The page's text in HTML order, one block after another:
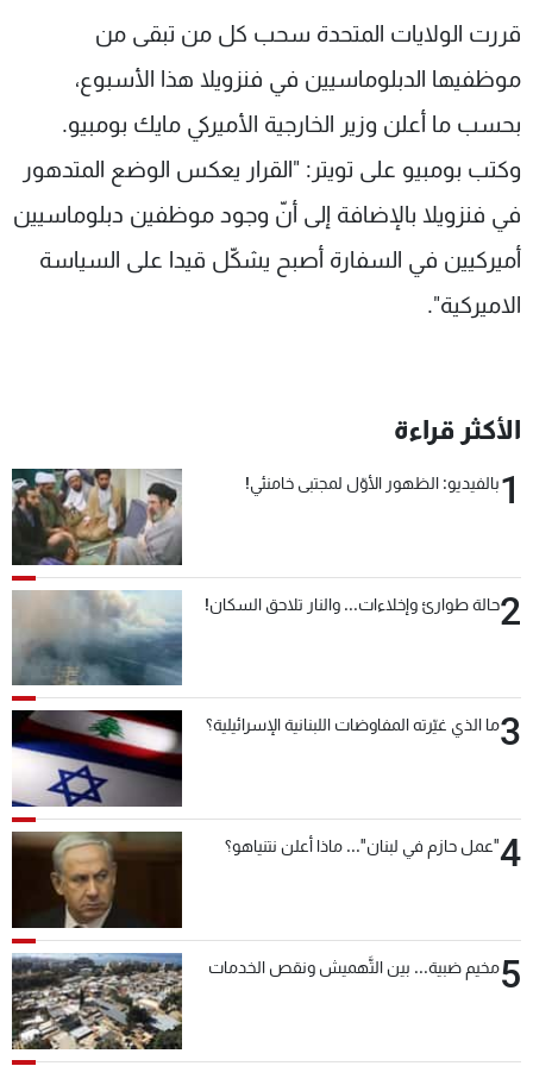
قررت الولايات المتحدة سحب كل من تبقى من
موظفيها الدبلوماسيين في فنزويلا هذا الأسبوع،
بحسب ما أعلن وزير الخارجية الأميركي مايك بومبيو.
وكتب بومبيو على تويتر: "القرار يعكس الوضع المتدهور
في فنزويلا بالإضافة إلى أنّ وجود موظفين دبلوماسيين
أميركيين في السفارة أصبح يشكّل قيدا على السياسة
الاميركية".
الأكثر قراءة
1بالفيديو: الظهور الأوّل لمجتبى خامنئي!
2حالة طوارئ وإخلاءات... والنار تلاحق السكان!
3ما الذي غيّرته المفاوضات اللبنانية الإسرائيلية؟
4"عمل حازم في لبنان"... ماذا أعلن نتنياهو؟
5مخيم ضبية... بين التَّهميش ونقص الخدمات
شاهد البرامج
عن MTV
الإنـتـاج
لاعلاناتكم
وظائف
تواصل معنا
شروط الإسـتخدام
سياسة الخصوصية